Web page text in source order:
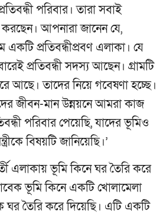
পরিবার। তারা সবাই
করছেন। আপনারা জানেন যে,
একটি প্রতিবন্ধীপ্রবণ এলাকা। যে
প্রতিবন্ধী সদস্য আছেন। গ্রামটি
আছে। তাদের নিয়ে গবেষণা হচ্ছে।
জীবন-মান উন্নয়নে আমরা কাজ
পরিবার পেয়েছি, যাদের ভূমিও
বিষয়টি জানিয়েছি।’
এলাকায় ভূমি কিনে ঘর তৈরি করে
ভূমি কিনে একটি খোলামেলা
ঘর তৈরি করে দিয়েছি। এটি একটি